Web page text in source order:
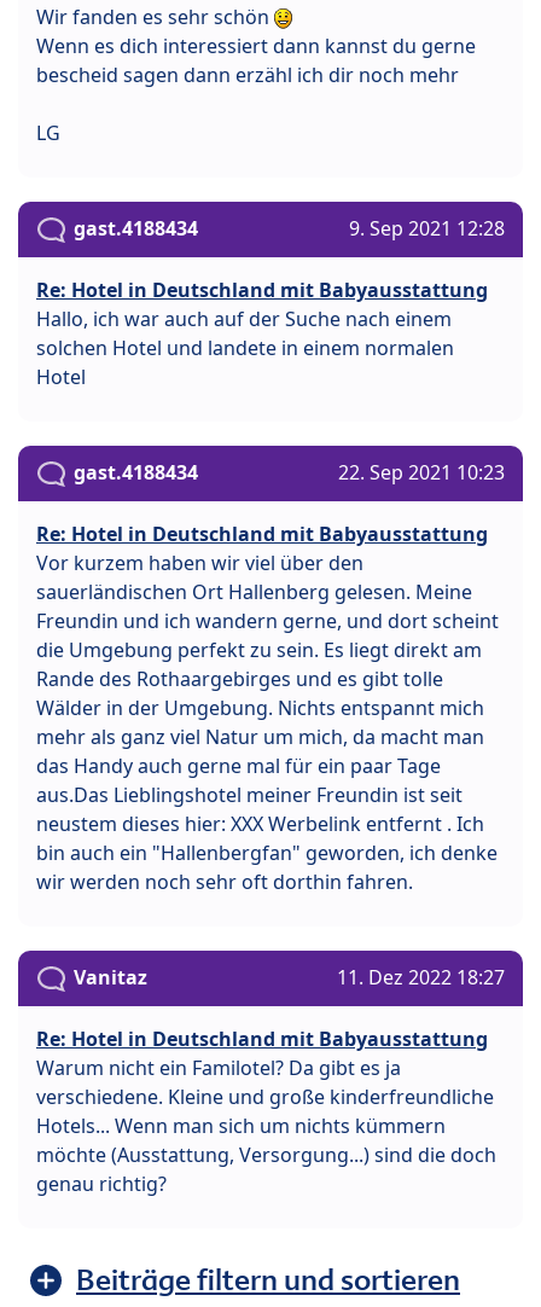
Wir fanden es sehr schön
Wenn es dich interessiert dann kannst du gerne
bescheid sagen dann erzähl ich dir noch mehr
LG
gast.4188434 9. Sep 2021 12:28
Re: Hotel in Deutschland mit Babyausstattung
Hallo, ich war auch auf der Suche nach einem
solchen Hotel und landete in einem normalen
Hotel
gast.4188434 22. Sep 2021 10:23
Re: Hotel in Deutschland mit Babyausstattung
Vor kurzem haben wir viel über den
sauerländischen Ort Hallenberg gelesen. Meine
Freundin und ich wandern gerne, und dort scheint
die Umgebung perfekt zu sein. Es liegt direkt am
Rande des Rothaargebirges und es gibt tolle
Wälder in der Umgebung. Nichts entspannt mich
mehr als ganz viel Natur um mich, da macht man
das Handy auch gerne mal für ein paar Tage
aus.Das Lieblingshotel meiner Freundin ist seit
neustem dieses hier: XXX Werbelink entfernt . Ich
bin auch ein "Hallenbergfan" geworden, ich denke
wir werden noch sehr oft dorthin fahren.
Vanitaz 11. Dez 2022 18:27
Re: Hotel in Deutschland mit Babyausstattung
Warum nicht ein Familotel? Da gibt es ja
verschiedene. Kleine und große kinderfreundliche
Hotels... Wenn man sich um nichts kümmern
möchte (Ausstattung, Versorgung...) sind die doch
genau richtig?
Beiträge filtern und sortieren